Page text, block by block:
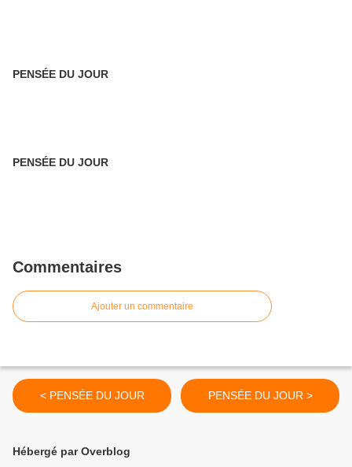
PENSÉE DU JOUR
PENSÉE DU JOUR
Commentaires
Ajouter un commentaire
< PENSÉE DU JOUR PENSÉE DU JOUR >
Hébergé par Overblog